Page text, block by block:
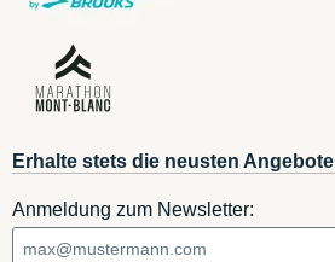
Erhalte stets die neusten Angebote
Anmeldung zum Newsletter: